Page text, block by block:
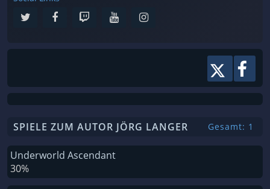
SPIELE ZUM AUTOR JÖRG LANGER Gesamt: 1
Underworld Ascendant
30%